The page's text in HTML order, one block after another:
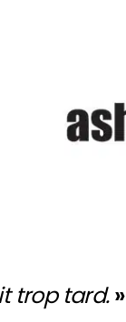
trop tard.»